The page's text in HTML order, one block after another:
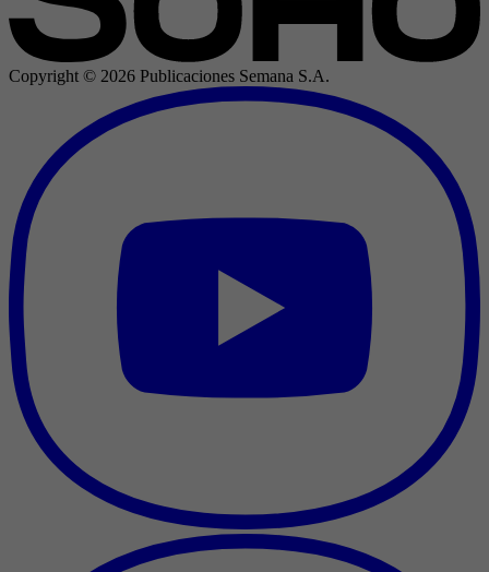
Copyright © 2026 Publicaciones Semana S.A.